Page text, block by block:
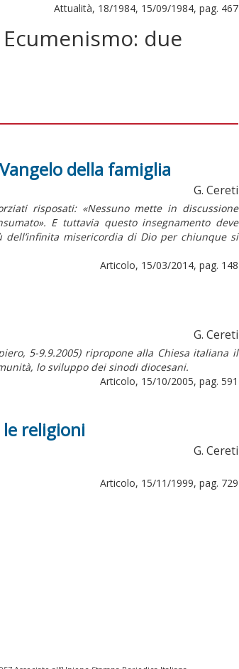
Attualità, 18/1984, 15/09/1984, pag. 467
due
della famiglia
G. Cereti
risposati: «Nessuno mette in discussione
E tuttavia questo insegnamento deve
dell’infinita misericordia di Dio per chiunque si
Articolo, 15/03/2014, pag. 148
G. Cereti
5-9.9.2005) ripropone alla Chiesa italiana il
lo sviluppo dei sinodi diocesani.
Articolo, 15/10/2005, pag. 591
religioni
G. Cereti
Articolo, 15/11/1999, pag. 729